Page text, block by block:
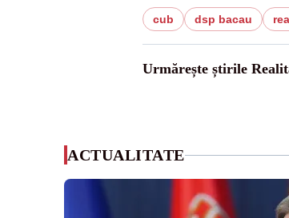
cub dsp bacau
Urmărește știrile
ACTUALITATE